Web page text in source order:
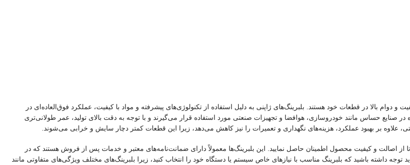
و دوام بالا در قطعات خود هستند. بلبرینگ‌های ژاپنی به دلیل استفاده از تکنولوژی‌های پیشرفته و مواد با کیفیت، عملکرد فوق‌العاده‌ای در
صنایع حساس مانند خودروسازی، هوافضا و تجهیزات صنعتی مورد استفاده قرار می‌گیرند و با توجه به دقت بالای تولید، عمر طولانی‌تری
علاوه بر بهبود عملکرد، هزینه‌های نگهداری و تعمیرات را نیز کاهش می‌دهد، زیرا این قطعات کمتر دچار سایش و خرابی می‌شوند.
تا از اصالت و کیفیت محصول اطمینان حاصل نمایید. این بلبرینگ‌ها معمولاً دارای ضمانت‌نامه‌های معتبر و خدمات پس از فروش هستند که در
داشته باشید که بلبرینگ مناسب با نیازهای خاص سیستم یا دستگاه خود را انتخاب کنید، زیرا بلبرینگ‌های مختلف ویژگی‌های متفاوتی مانند